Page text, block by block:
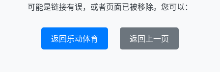
可能是链接有误，或者页面已被移除。您可以：
返回乐动体育 返回上一页